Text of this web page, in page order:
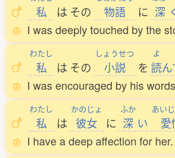
私 は その 物語 に 深
I was deeply touched by the
わたし
私 は その
しょうせつ
小説 を
よ
読
I was encouraged by his
わたし
私 は
かのじょ
彼女 に
ふか
深 い
あい
愛
I have a deep affection for her.